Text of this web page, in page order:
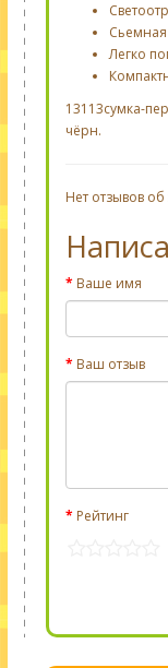
Сьемная
Легко
13113сумка-
чёрн.
Нет отзывов об
Ваше имя
Ваш отзыв
Рейтинг